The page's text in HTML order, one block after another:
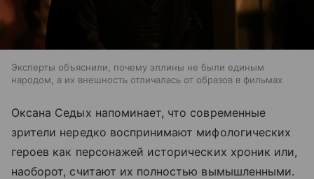
Эксперты объяснили, почему эллины не были единым
народом, а их внешность отличалась от образов в фильмах
Оксана Седых напоминает, что современные
зрители нередко воспринимают мифологических
героев как персонажей исторических хроник или,
наоборот, считают их полностью вымышленными.